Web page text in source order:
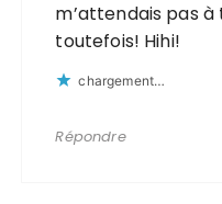
m’attendais pas
toutefois! Hihi!
chargement…
Répondre